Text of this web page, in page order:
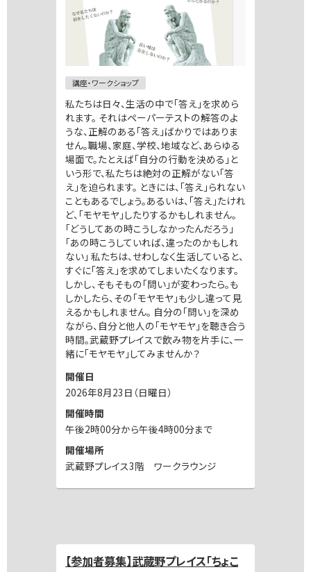
講座・ワークショップ
私たちは日々、生活の中で「答え」を求めら
れます。 それはペーパーテストの解答のよ
うな、正解のある「答え」ばかりではありま
せん。職場、家庭、学校、地域など、あらゆる
場面で。たとえば「自分の行動を決める」と
いう形で、私たちは絶対の正解がない「答
え」を迫られます。 ときには、「答え」られない
こともあるでしょう。あるいは、「答え」たけれ
ど、「モヤモヤ」したりするかもしれません。
「どうしてあの時こうしなかったんだろう」
「あの時こうしていれば、違ったのかもしれ
ない」 私たちは、せわしなく生活していると、
すぐに「答え」を求めてしまいたくなります。
しかし、そもそもの「問い」が変わったら。も
しかしたら、その「モヤモヤ」も少し違って見
えるかもしれません。 自分の「問い」を深め
ながら、自分と他人の「モヤモヤ」を聴き合う
時間。武蔵野プレイスで飲み物を片手に、一
緒に「モヤモヤ」してみませんか？
開催日
2026年8月23日（日曜日）
開催時間
午後2時00分から午後4時00分まで
開催場所
武蔵野プレイス3階 ワークラウンジ
【参加者募集】武蔵野プレイス「ちょこ